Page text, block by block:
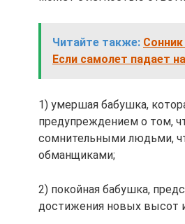
Читайте также:
Если самолет падает
1) умершая бабушка,
предупреждением о том,
сомнительными людьми,
обманщиками;
2) покойная бабушка,
достижения новых высот